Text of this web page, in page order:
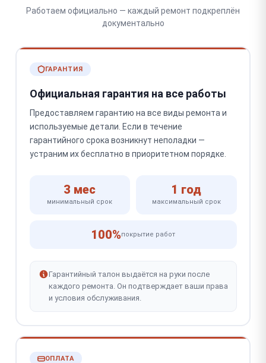
Работаем официально — каждый ремонт подкреплён
документально
ГАРАНТИЯ
Официальная гарантия на все работы
Предоставляем гарантию на все виды ремонта и
используемые детали. Если в течение
гарантийного срока возникнут неполадки —
устраним их бесплатно в приоритетном порядке.
3 мес
минимальный срок
1 год
максимальный срок
100%покрытие работ
Гарантийный талон выдаётся на руки после
каждого ремонта. Он подтверждает ваши права
и условия обслуживания.
ОПЛАТА